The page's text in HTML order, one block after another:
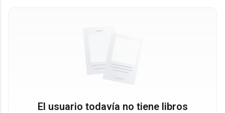
El usuario todavía no tiene libros